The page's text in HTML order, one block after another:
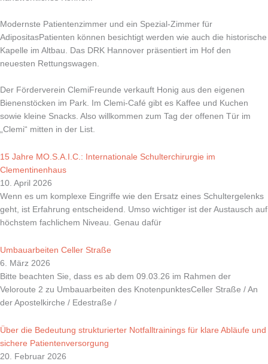
Modernste Patientenzimmer und ein Spezial-Zimmer für
AdipositasPatienten können besichtigt werden wie auch die historische
Kapelle im Altbau. Das DRK Hannover präsentiert im Hof den
neuesten Rettungswagen.
Der Förderverein ClemiFreunde verkauft Honig aus den eigenen
Bienenstöcken im Park. Im Clemi-Café gibt es Kaffee und Kuchen
sowie kleine Snacks. Also willkommen zum Tag der offenen Tür im
„Clemi“ mitten in der List.
15 Jahre MO.S.A.I.C.: Internationale Schulterchirurgie im
Clementinenhaus
10. April 2026
Wenn es um komplexe Eingriffe wie den Ersatz eines Schultergelenks
geht, ist Erfahrung entscheidend. Umso wichtiger ist der Austausch auf
höchstem fachlichem Niveau. Genau dafür
Umbauarbeiten Celler Straße
6. März 2026
Bitte beachten Sie, dass es ab dem 09.03.26 im Rahmen der
Veloroute 2 zu Umbauarbeiten des KnotenpunktesCeller Straße / An
der Apostelkirche / Edestraße /
Über die Bedeutung strukturierter Notfalltrainings für klare Abläufe und
sichere Patientenversorgung
20. Februar 2026